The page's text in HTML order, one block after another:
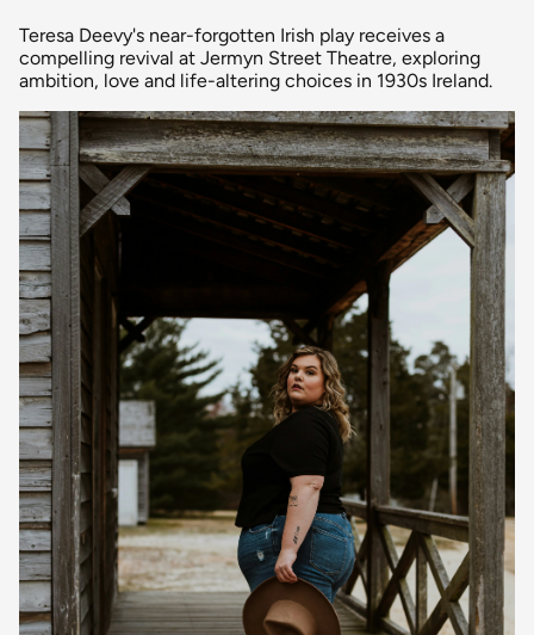
Teresa Deevy's near-forgotten Irish play receives a
compelling revival at Jermyn Street Theatre, exploring
ambition, love and life-altering choices in 1930s Ireland.